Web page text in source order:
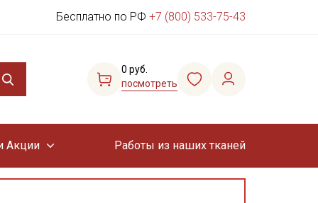
Бесплатно по РФ +7 (800) 533-75-43
0 руб.
посмотреть
Акции Работы из наших тканей